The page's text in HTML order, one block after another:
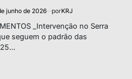
junho de 2026 porKRJ
_Intervenção no Serra
seguem o padrão das